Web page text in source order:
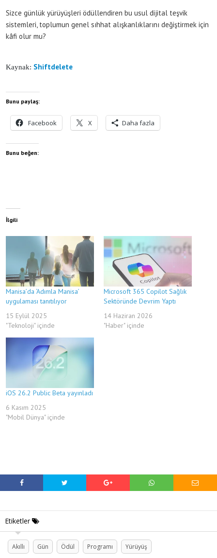
Sizce günlük yürüyüşleri ödüllendiren bu usul dijital teşvik
sistemleri, toplumun genel sıhhat alışkanlıklarını değiştirmek için
kâfi olur mu?
Kaynak: Shiftdelete
Bunu paylaş:
Facebook X Daha fazla
Bunu beğen:
İlgili
Manisa’da ‘Adımla Manisa’
uygulaması tanıtılıyor
15 Eylül 2025
"Teknoloji" içinde
Microsoft 365 Copilot Sağlık
Sektöründe Devrim Yaptı
14 Haziran 2026
"Haber" içinde
iOS 26.2 Public Beta yayınladı
6 Kasım 2025
"Mobil Dünya" içinde
Etiketler
Akıllı Gün Ödül Programı Yürüyüş